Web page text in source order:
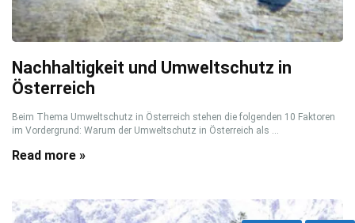
Nachhaltigkeit und Umweltschutz in
Österreich
Beim Thema Umweltschutz in Österreich stehen die folgenden 10 Faktoren
im Vordergrund: Warum der Umweltschutz in Österreich als ...
Read more »